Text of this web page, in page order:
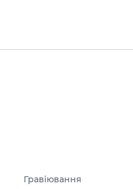
Гравіювання